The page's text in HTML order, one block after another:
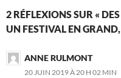
2 RÉFLEXIONS SUR «
UN FESTIVAL EN
ANNE RULMONT
20 JUIN 2019 À 20 H 02 MIN